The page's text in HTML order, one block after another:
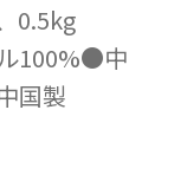
0.5kg
100%●中
国製